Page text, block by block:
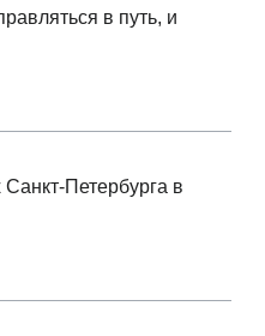
в путь, и
Петербурга в